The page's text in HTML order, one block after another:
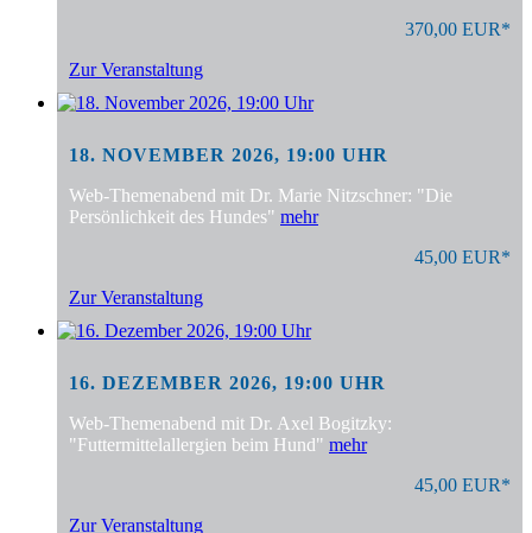
370,00 EUR*
Zur Veranstaltung
18. NOVEMBER 2026, 19:00 UHR
Web-Themenabend mit Dr. Marie Nitzschner: "Die
Persönlichkeit des Hundes" mehr
45,00 EUR*
Zur Veranstaltung
16. DEZEMBER 2026, 19:00 UHR
Web-Themenabend mit Dr. Axel Bogitzky:
"Futtermittelallergien beim Hund" mehr
45,00 EUR*
Zur Veranstaltung